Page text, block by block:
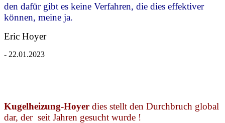
den dafür gibt es keine Verfahren, die dies effektiver
können, meine ja.
Eric Hoyer
- 22.01.2023
Kugelheizung-Hoyer dies stellt den Durchbruch global
dar, der seit Jahren gesucht wurde !